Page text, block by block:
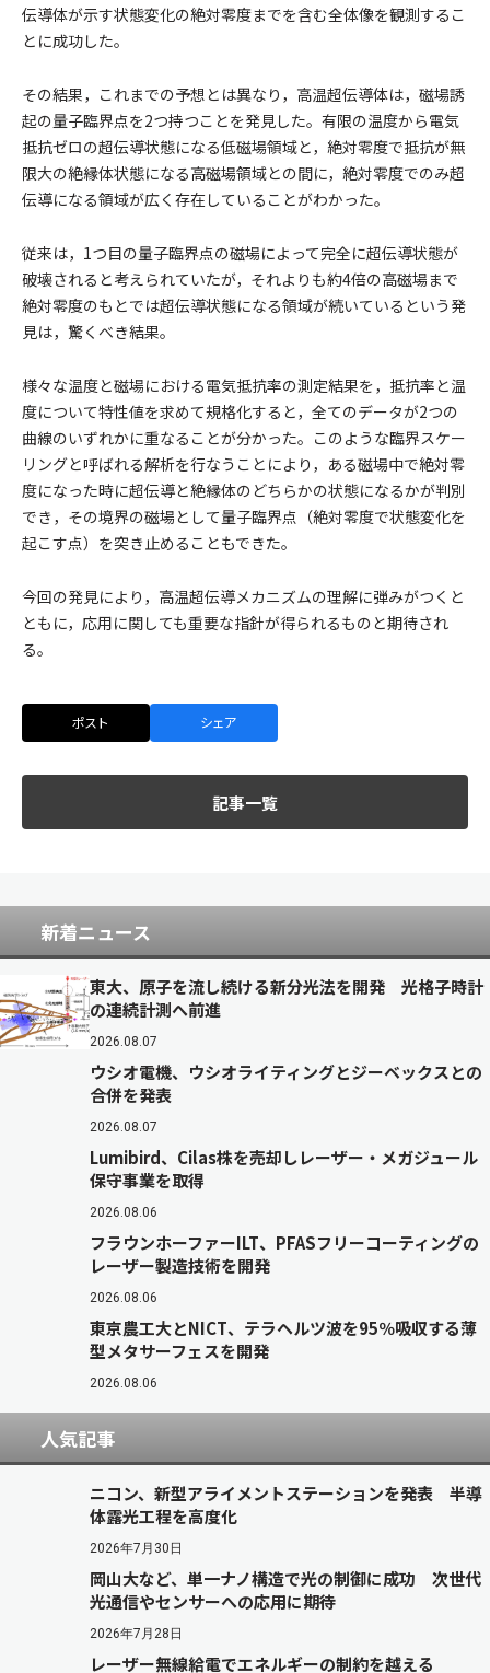
伝導体が示す状態変化の絶対零度までを含む全体像を観測するこ
とに成功した。
その結果，これまでの予想とは異なり，高温超伝導体は，磁場誘
起の量子臨界点を2つ持つことを発見した。有限の温度から電気
抵抗ゼロの超伝導状態になる低磁場領域と，絶対零度で抵抗が無
限大の絶縁体状態になる高磁場領域との間に，絶対零度でのみ超
伝導になる領域が広く存在していることがわかった。
従来は，1つ目の量子臨界点の磁場によって完全に超伝導状態が
破壊されると考えられていたが，それよりも約4倍の高磁場まで
絶対零度のもとでは超伝導状態になる領域が続いているという発
見は，驚くべき結果。
様々な温度と磁場における電気抵抗率の測定結果を，抵抗率と温
度について特性値を求めて規格化すると，全てのデータが2つの
曲線のいずれかに重なることが分かった。このような臨界スケー
リングと呼ばれる解析を行なうことにより，ある磁場中で絶対零
度になった時に超伝導と絶縁体のどちらかの状態になるかが判別
でき，その境界の磁場として量子臨界点（絶対零度で状態変化を
起こす点）を突き止めることもできた。
今回の発見により，高温超伝導メカニズムの理解に弾みがつくと
ともに，応用に関しても重要な指針が得られるものと期待され
る。
ポスト シェア
記事一覧
新着ニュース
東大、原子を流し続ける新分光法を開発 光格子時計
の連続計測へ前進
2026.08.07
ウシオ電機、ウシオライティングとジーベックスとの
合併を発表
2026.08.07
Lumibird、Cilas株を売却しレーザー・メガジュール
保守事業を取得
2026.08.06
フラウンホーファーILT、PFASフリーコーティングの
レーザー製造技術を開発
2026.08.06
東京農工大とNICT、テラヘルツ波を95％吸収する薄
型メタサーフェスを開発
2026.08.06
人気記事
ニコン、新型アライメントステーションを発表 半導
体露光工程を高度化
2026年7月30日
岡山大など、単一ナノ構造で光の制御に成功 次世代
光通信やセンサーへの応用に期待
2026年7月28日
レーザー無線給電でエネルギーの制約を越える